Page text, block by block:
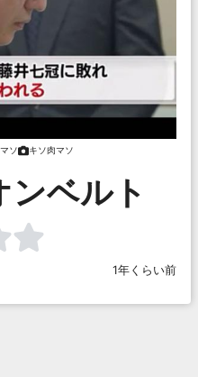
ソ キソ肉マソ
ンベルト
1年くらい前